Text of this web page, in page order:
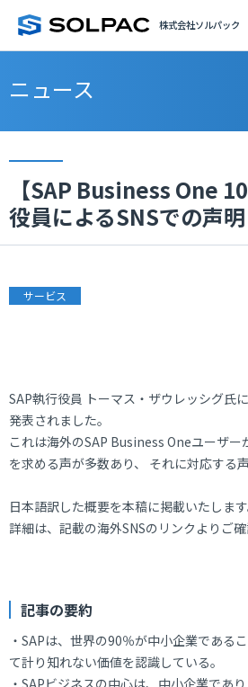
株式会社ソルパック
ニュース
【SAP Business One
役員によるSNSでの声明
サービス
SAP執行役員 トーマス・ザウレッシグ氏
発表されました。
これは海外のSAP Business Oneユーザ
を求める声が多数あり、 それに対応する
日本語訳した概要を本稿に掲載いたします
詳細は、記載の海外SNSのリンクよりご確
記事の要約
・SAPは、世界の90％が中小企業である
て計り知れない価値を認識している。
・SAPビジネスの中心は、中小企業であ